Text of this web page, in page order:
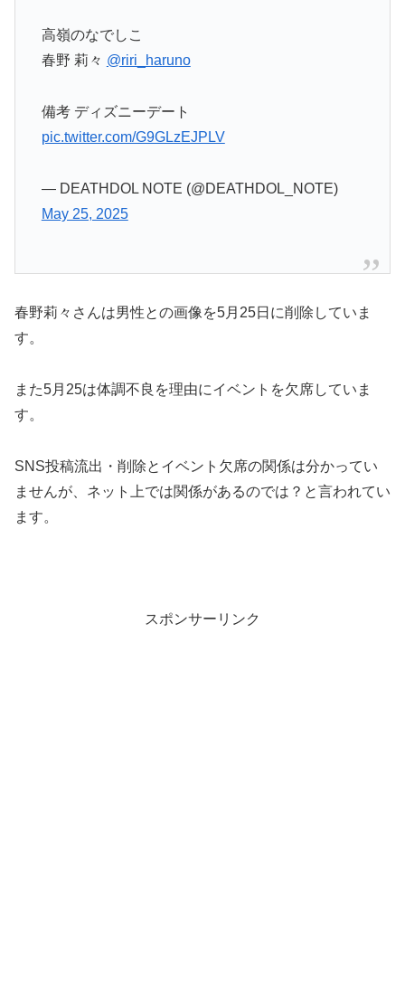
高嶺のなでしこ
春野 莉々 @riri_haruno
備考 ディズニーデート
pic.twitter.com/G9GLzEJPLV
— DEATHDOL NOTE (@DEATHDOL_NOTE)
May 25, 2025
春野莉々さんは男性との画像を5月25日に削除していま
す。
また5月25は体調不良を理由にイベントを欠席していま
す。
SNS投稿流出・削除とイベント欠席の関係は分かってい
ませんが、ネット上では関係があるのでは？と言われてい
ます。
スポンサーリンク